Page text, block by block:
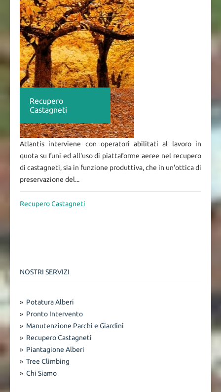
Recupero
Castagneti
Atlantis interviene con operatori abilitati al lavoro in
quota su funi ed all'uso di piattaforme aeree nel recupero
di castagneti, sia in funzione produttiva, che in un'ottica di
preservazione del...
Recupero Castagneti
NOSTRI SERVIZI
» Potatura Alberi
» Pronto Intervento
» Manutenzione Parchi e Giardini
» Recupero Castagneti
» Piantagione Alberi
» Tree Climbing
» Chi Siamo